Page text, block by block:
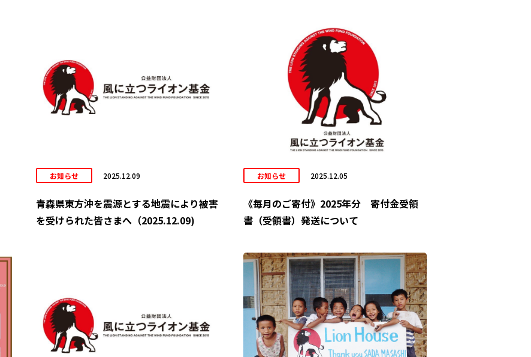
お知らせ 2025.12.09
青森県東方沖を震源とする地震により被害
を受けられた皆さまへ（2025.12.09)
お知らせ 2025.12.05
《毎月のご寄付》2025年分 寄付金受領
書（受領書）発送について